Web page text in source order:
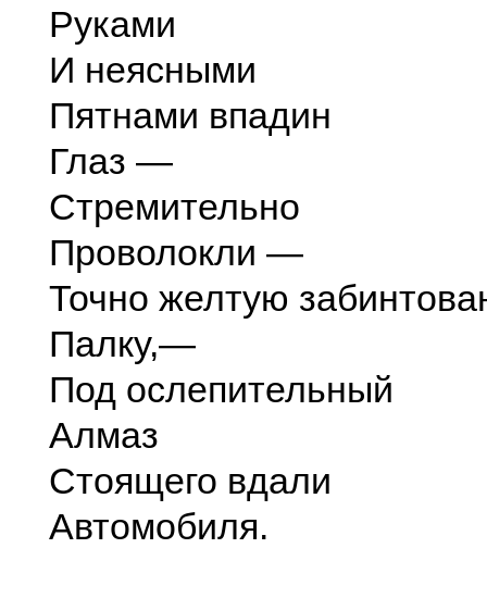
Руками
И неясными
Пятнами впадин
Глаз —
Стремительно
Проволокли —
Точно желтую
Палку,—
Под ослепительный
Алмаз
Стоящего вдали
Автомобиля.